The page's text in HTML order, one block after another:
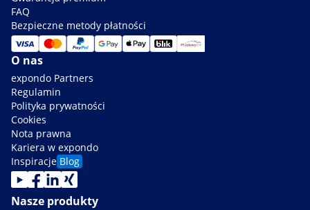
FAQ
Bezpieczne metody płatności
O nas
expondo Partners
Regulamin
Polityka prywatności
Cookies
Nota prawna
Kariera w expondo
Inspiracje Blog
Nasze produkty